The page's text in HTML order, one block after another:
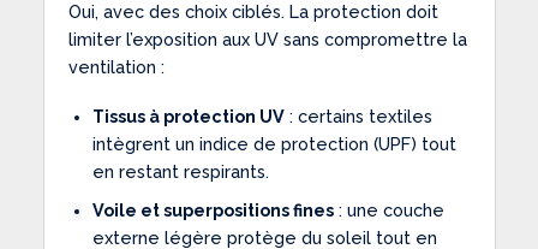
Oui, avec des choix ciblés. La protection doit
limiter l’exposition aux UV sans compromettre la
ventilation :
Tissus à protection UV: certains textiles
intègrent un indice de protection (UPF) tout
en restant respirants.
Voile et superpositions fines: une couche
externe légère protège du soleil tout en